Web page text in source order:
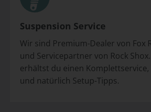
Suspension Service
Wir sind Premium-Dealer von Fox
und Servicepartner von Rock
erhältst du einen
und natürlich Setup-Tipps.